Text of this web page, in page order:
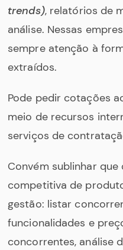
trends), relatórios de
análise. Nessas
sempre atenção à
extraídos.
Pode pedir cotações
meio de recursos
serviços de
Convém sublinhar
competitiva de
gestão: listar
funcionalidades e
concorrentes, análise